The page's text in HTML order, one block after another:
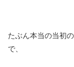
たぶん本当の当初
で、